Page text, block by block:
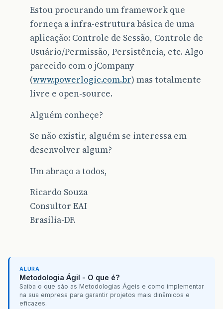
Estou procurando um framework que
forneça a infra-estrutura básica de uma
aplicação: Controle de Sessão, Controle de
Usuário/Permissão, Persistência, etc. Algo
parecido com o jCompany
(www.powerlogic.com.br) mas totalmente
livre e open-source.
Alguém conheçe?
Se não existir, alguém se interessa em
desenvolver algum?
Um abraço a todos,
Ricardo Souza
Consultor EAI
Brasília-DF.
ALURA
Metodologia Ágil - O que é?
Saiba o que são as Metodologias Ágeis e como implementar
na sua empresa para garantir projetos mais dinâmicos e
eficazes.